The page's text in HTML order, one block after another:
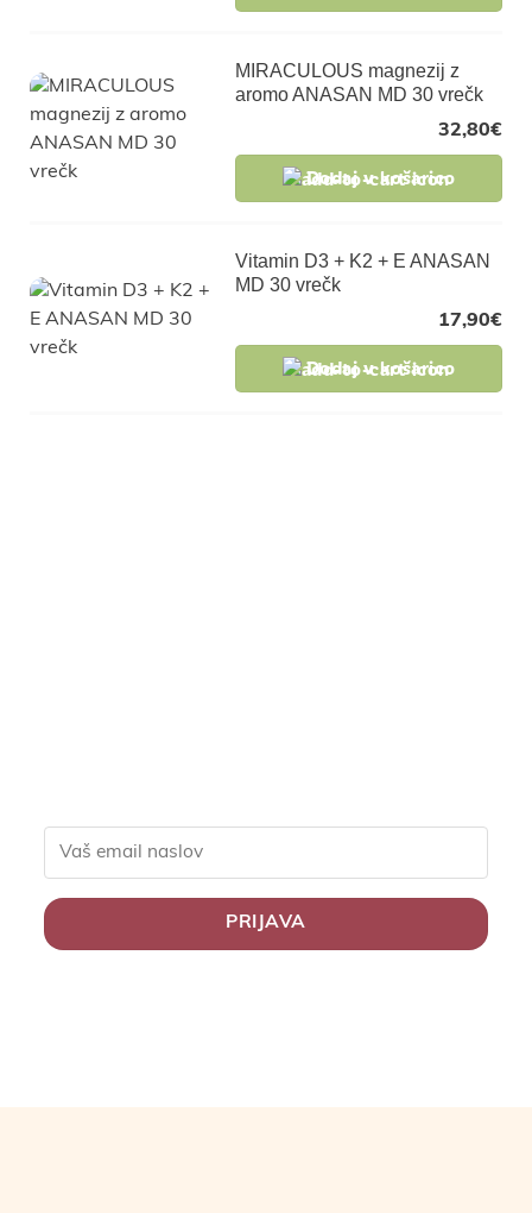
MIRACULOUS magnezij z
aromo ANASAN MD 30 vrečk
32,80€
Dodaj v košarico
Vitamin D3 + K2 + E ANASAN
MD 30 vrečk
17,90€
Dodaj v košarico